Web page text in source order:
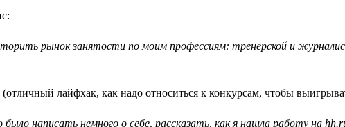
рынок занятости по моим профессиям: тренерской и
(отличный лайфхак, как надо относиться к конкурсам, чтобы
написать немного о себе, рассказать, как я нашла работу на